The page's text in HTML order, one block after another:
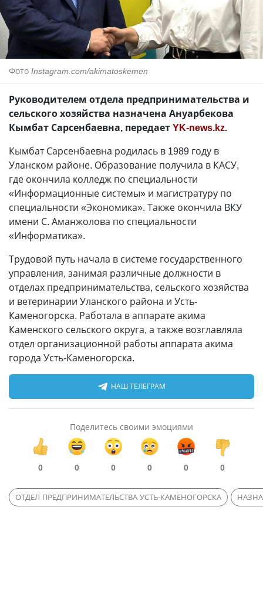
Фото Instagram.com/akimatoskemen
Руководителем отдела предпринимательства и
сельского хозяйства назначена Ануарбекова
Кымбат Сарсенбаевна, передаетYK-news.kz.
Кымбат Сарсенбаевна родилась в 1989 году в
Уланском районе. Образование получила в КАСУ,
где окончила колледж по специальности
«Информационные системы» и магистратуру по
специальности «Экономика». Также окончила ВКУ
имени С. Аманжолова по специальности
«Информатика».
Трудовой путь начала в системе государственного
управления, занимая различные должности в
отделах предпринимательства, сельского хозяйства
и ветеринарии Уланского района и Усть-
Каменогорска. Работала в аппарате акима
Каменского сельского округа, а также возглавляла
отдел организационной работы аппарата акима
города Усть-Каменогорска.
НАШ ТЕЛЕГРАМ
Поделитесь своими эмоциями
0 0 0 0 0 0
ОТДЕЛ ПРЕДПРИНИМАТЕЛЬСТВА УСТЬ-КАМЕНОГОРСКА